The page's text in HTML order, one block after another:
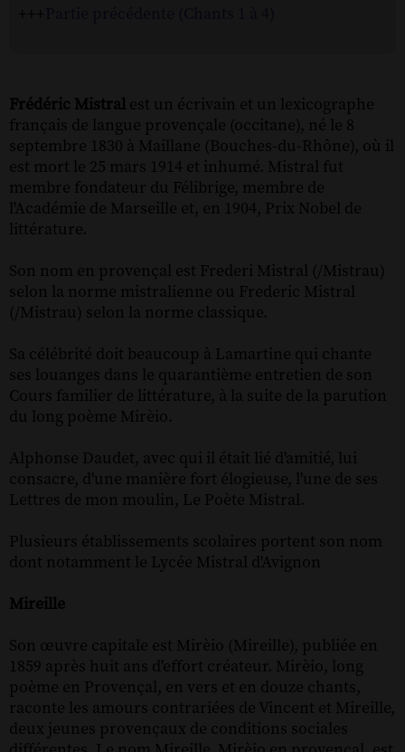
Frédéric Mistral est un écrivain et un lexicographe
français de langue provençale (occitane), né le 8
septembre 1830 à Maillane (Bouches-du-Rhône), où il
est mort le 25 mars 1914 et inhumé. Mistral fut
membre fondateur du Félibrige, membre de
l'Académie de Marseille et, en 1904, Prix Nobel de
littérature.
Son nom en provençal est Frederi Mistral (/Mistrau)
selon la norme mistralienne ou Frederic Mistral
(/Mistrau) selon la norme classique.
Sa célébrité doit beaucoup à Lamartine qui chante
ses louanges dans le quarantième entretien de son
Cours familier de littérature, à la suite de la parution
du long poème Mirèio.
Alphonse Daudet, avec qui il était lié d'amitié, lui
consacre, d'une manière fort élogieuse, l'une de ses
Lettres de mon moulin, Le Poète Mistral.
Plusieurs établissements scolaires portent son nom
dont notamment le Lycée Mistral d'Avignon
Mireille
Son œuvre capitale est Mirèio (Mireille), publiée en
1859 après huit ans d'effort créateur. Mirèio, long
poème en Provençal, en vers et en douze chants,
raconte les amours contrariées de Vincent et Mireille,
deux jeunes provençaux de conditions sociales